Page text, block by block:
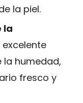
la piel.
la
excelente
la humedad,
fresco y